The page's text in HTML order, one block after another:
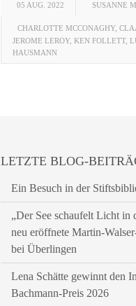
05 AUG. 2022 SUSANNE
CHARLOTTE MCCONAGHY,
JEROME LEROY, KEN FOLLETT,
HAUSMANN
LETZTE BLOG-
Ein Besuch in der
„Der See schaufelt Licht in
neu eröffnete Martin-
bei Überlingen
Lena Schätte gewinnt den
Bachmann-Preis 2026